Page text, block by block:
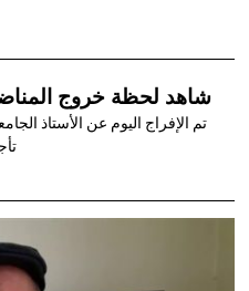
شاهد لحظة خروج
تم الإفراج اليوم عن الأستاذ